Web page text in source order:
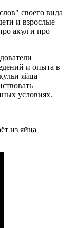
своего вида
и взрослые
акул и про
и опыта в
яйца
условиях.
из яйца